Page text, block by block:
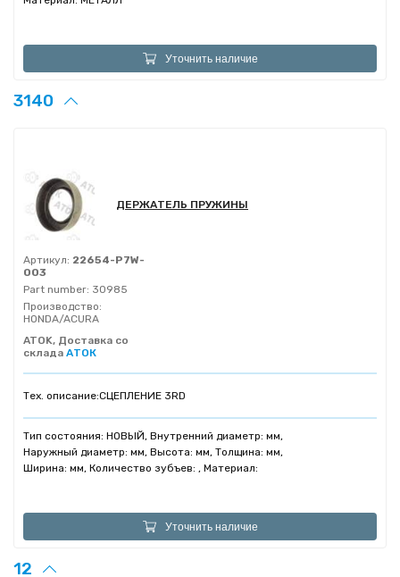
Уточнить наличие
3140
ДЕРЖАТЕЛЬ ПРУЖИНЫ
Артикул: 22654-P7W-
003
Part number: 30985
Производство:
HONDA/ACURA
ATOK, Доставка со
склада АТОК
Тех. описание:СЦЕПЛЕНИЕ 3RD
Тип состояния: НОВЫЙ, Внутренний диаметр: мм,
Наружный диаметр: мм, Высота: мм, Толщина: мм,
Ширина: мм, Количество зубъев: , Материал:
Уточнить наличие
12